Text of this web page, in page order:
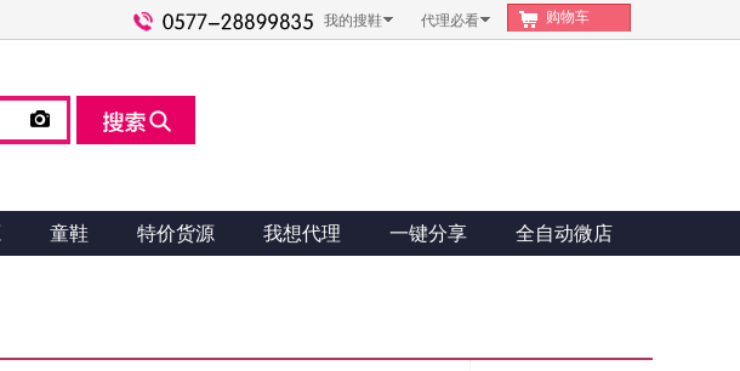
我的搜鞋 代理必看 购物车

童鞋 特价货源 我想代理 一键分享 全自动微店